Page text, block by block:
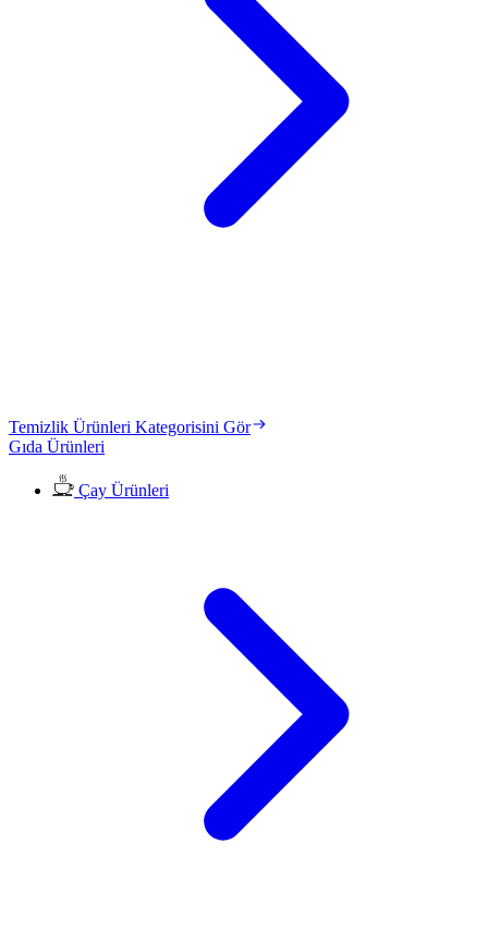
Temizlik Ürünleri Kategorisini Gör
Gıda Ürünleri
Çay Ürünleri